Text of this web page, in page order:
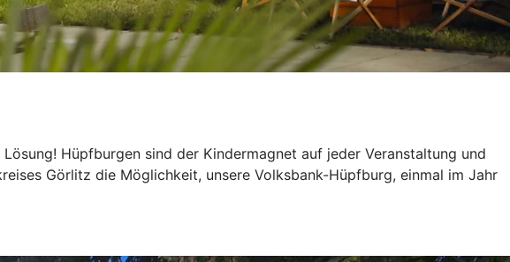
Hüpfburgen sind der Kindermagnet auf jeder Veranstaltung und
Görlitz die Möglichkeit, unsere Volksbank-Hüpfburg, einmal im Jahr